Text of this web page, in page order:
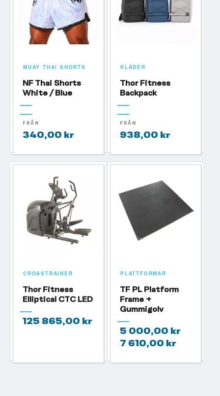
MUAY THAI SHORTS
NF Thai Shorts
White / Blue
FRÅN
340,00 kr
KLÄDER
Thor Fitness
Backpack
FRÅN
938,00 kr
CROSSTRAINER
Thor Fitness
Elliptical CTC LED
125 865,00 kr
PLATTFORMAR
TF PL Platform
Frame +
Gummigolv
5 000,00 kr
7 610,00 kr